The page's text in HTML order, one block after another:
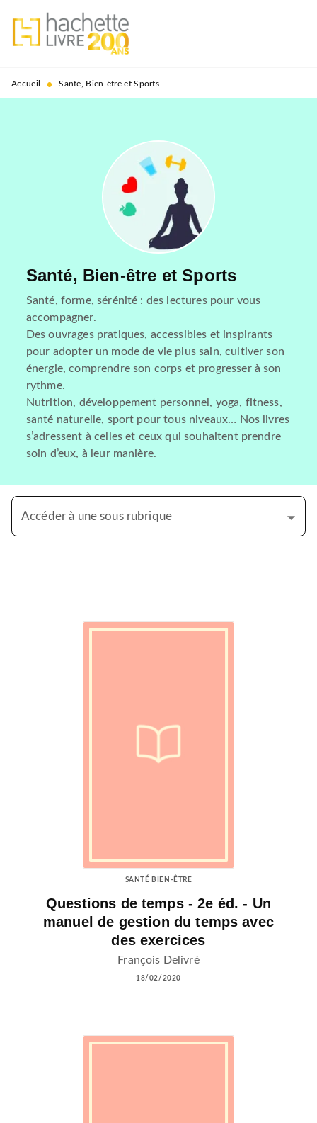
MENU RECHERCHE
PIED DE PAGE
Accueil • Santé, Bien-être et Sports
Santé, Bien-être et Sports
Santé, forme, sérénité : des lectures pour vous
accompagner.
Des ouvrages pratiques, accessibles et inspirants
pour adopter un mode de vie plus sain, cultiver son
énergie, comprendre son corps et progresser à son
rythme.
Nutrition, développement personnel, yoga, fitness,
santé naturelle, sport pour tous niveaux… Nos livres
s’adressent à celles et ceux qui souhaitent prendre
soin d’eux, à leur manière.
Accéder à une sous rubrique
SANTÉ BIEN-ÊTRE
Questions de temps - 2e éd. - Un
manuel de gestion du temps avec
des exercices
François Delivré
18/02/2020